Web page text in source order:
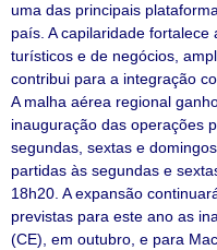
uma das principais
país. A capilaridade
turísticos e de negócios,
contribui para a integração
A malha aérea regional
inauguração das operações
segundas, sextas e
partidas às segundas e
18h20. A expansão
previstas para este ano as
(CE), em outubro, e para